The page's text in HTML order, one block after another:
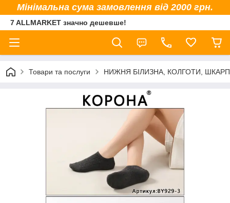
Мінімальна сума замовлення від 2000 грн.
7 ALLMARKET значно дешевше!
Товари та послуги НИЖНЯ БІЛИЗНА, КОЛГОТИ,